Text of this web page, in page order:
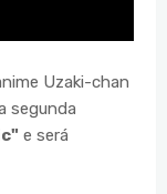
Uzaki-chan
segunda
e será